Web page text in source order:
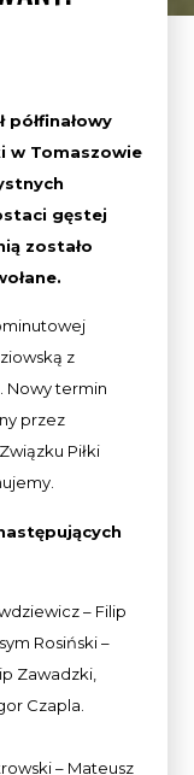
w Tomaszowie
gęstej
zostało
z
Nowy termin
przez
Piłki
– Filip
Rosiński –
Zawadzki,
Czapla.
– Mateusz